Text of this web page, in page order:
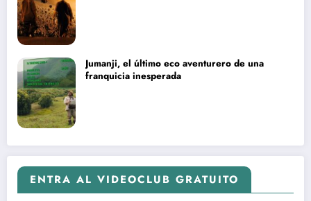
Jumanji, el último eco aventurero de una
franquicia inesperada
ENTRA AL VIDEOCLUB GRATUITO